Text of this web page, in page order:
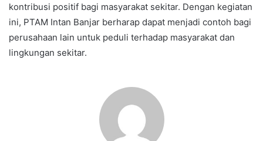
kontribusi positif bagi masyarakat sekitar. Dengan kegiatan
ini, PTAM Intan Banjar berharap dapat menjadi contoh bagi
perusahaan lain untuk peduli terhadap masyarakat dan
lingkungan sekitar.